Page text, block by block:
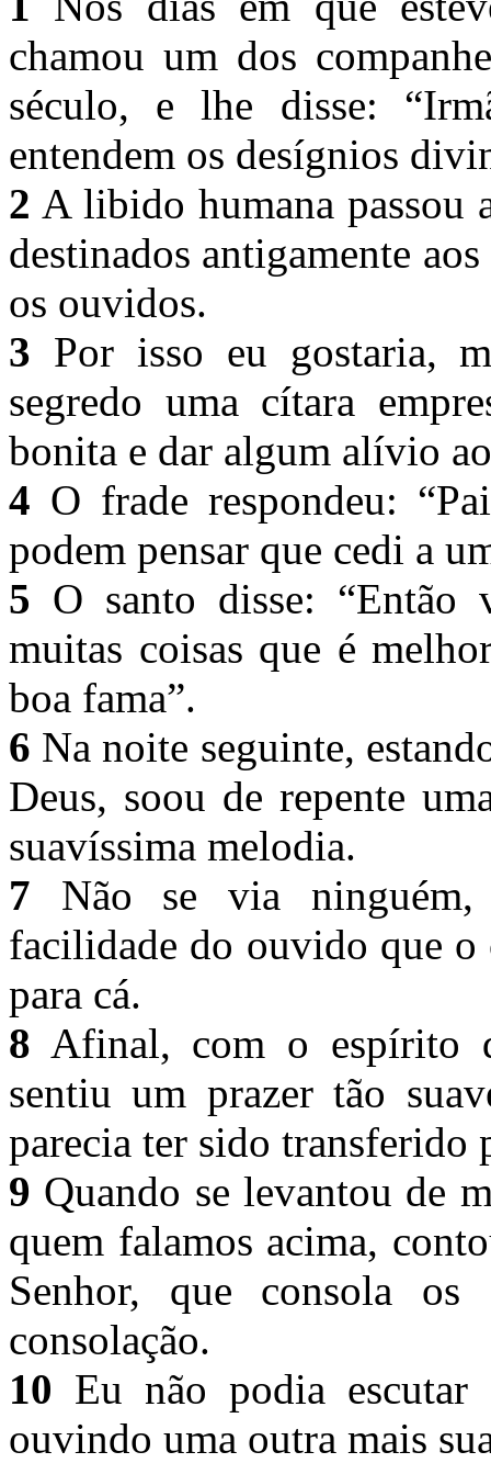
chamou um dos
século, e lhe disse:
entendem os desígnios
2 A libido humana passou
destinados antigamente
os ouvidos.
3 Por isso eu gostaria,
segredo uma cítara
bonita e dar algum alívio
4 O frade respondeu:
podem pensar que cedi a
5 O santo disse: “Então
muitas coisas que é
boa fama”.
6 Na noite seguinte,
Deus, soou de repente
suavíssima melodia.
7 Não se via ninguém,
facilidade do ouvido que o
para cá.
8 Afinal, com o espírito
sentiu um prazer tão
parecia ter sido
9 Quando se levantou de
quem falamos acima,
Senhor, que consola
consolação.
10 Eu não podia escutar
ouvindo uma outra mais